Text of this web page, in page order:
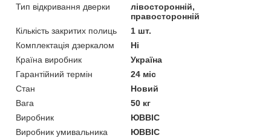
Тип відкривання дверки
лівосторонній,
правосторонній
Кількість закритих полиць
1 шт.
Комплектація дзеркалом
Ні
Країна виробник
Україна
Гарантійний термін
24 міс
Стан
Новий
Вага
50 кг
Виробник
ЮВВІС
Виробник умивальника
ЮВВІС